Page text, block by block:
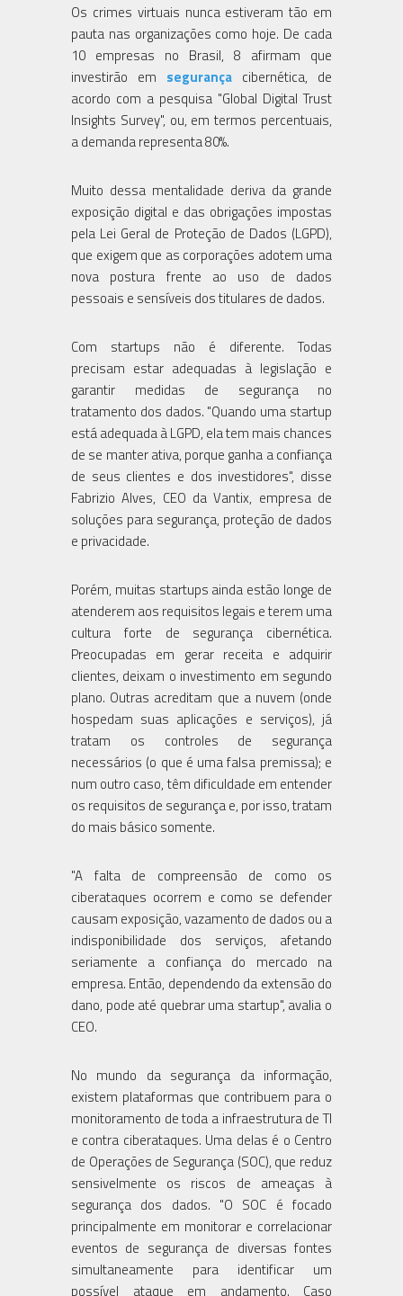
Os crimes virtuais nunca estiveram tão em
pauta nas organizações como hoje. De cada
10 empresas no Brasil, 8 afirmam que
investirão em segurança cibernética, de
acordo com a pesquisa "Global Digital Trust
Insights Survey", ou, em termos percentuais,
a demanda representa 80%.
Muito dessa mentalidade deriva da grande
exposição digital e das obrigações impostas
pela Lei Geral de Proteção de Dados (LGPD),
que exigem que as corporações adotem uma
nova postura frente ao uso de dados
pessoais e sensíveis dos titulares de dados.
Com startups não é diferente. Todas
precisam estar adequadas à legislação e
garantir medidas de segurança no
tratamento dos dados. "Quando uma startup
está adequada à LGPD, ela tem mais chances
de se manter ativa, porque ganha a confiança
de seus clientes e dos investidores", disse
Fabrizio Alves, CEO da Vantix, empresa de
soluções para segurança, proteção de dados
e privacidade.
Porém, muitas startups ainda estão longe de
atenderem aos requisitos legais e terem uma
cultura forte de segurança cibernética.
Preocupadas em gerar receita e adquirir
clientes, deixam o investimento em segundo
plano. Outras acreditam que a nuvem (onde
hospedam suas aplicações e serviços), já
tratam os controles de segurança
necessários (o que é uma falsa premissa); e
num outro caso, têm dificuldade em entender
os requisitos de segurança e, por isso, tratam
do mais básico somente.
"A falta de compreensão de como os
ciberataques ocorrem e como se defender
causam exposição, vazamento de dados ou a
indisponibilidade dos serviços, afetando
seriamente a confiança do mercado na
empresa. Então, dependendo da extensão do
dano, pode até quebrar uma startup", avalia o
CEO.
No mundo da segurança da informação,
existem plataformas que contribuem para o
monitoramento de toda a infraestrutura de TI
e contra ciberataques. Uma delas é o Centro
de Operações de Segurança (SOC), que reduz
sensivelmente os riscos de ameaças à
segurança dos dados. "O SOC é focado
principalmente em monitorar e correlacionar
eventos de segurança de diversas fontes
simultaneamente para identificar um
possível ataque em andamento. Caso